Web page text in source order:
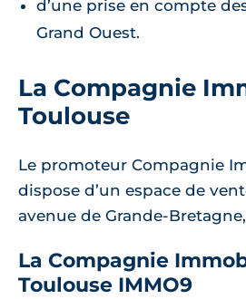
d’une prise en compte
Grand Ouest.
La Compagnie
Toulouse
Le promoteur Compagnie
dispose d’un espace de
avenue de Grande-
La Compagnie
Toulouse IMMO9